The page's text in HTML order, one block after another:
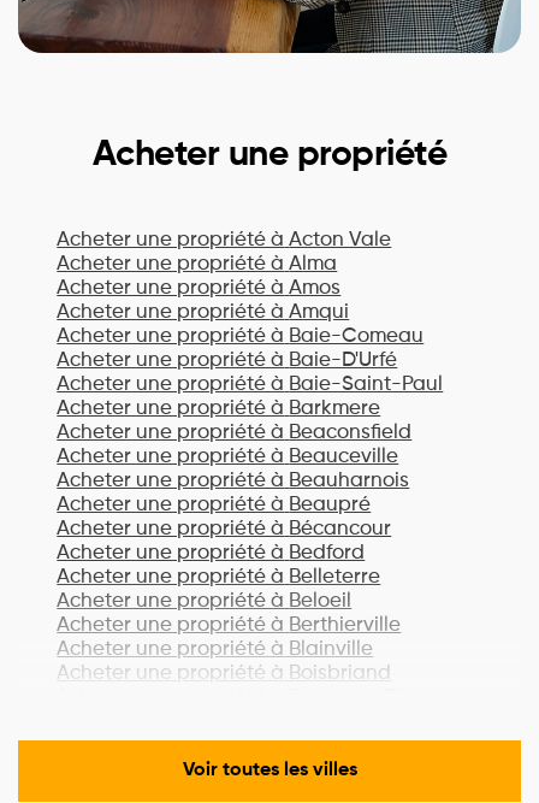
Acheter une propriété
Acheter une propriété à Acton Vale
Acheter une propriété à Alma
Acheter une propriété à Amos
Acheter une propriété à Amqui
Acheter une propriété à Baie-Comeau
Acheter une propriété à Baie-D'Urfé
Acheter une propriété à Baie-Saint-Paul
Acheter une propriété à Barkmere
Acheter une propriété à Beaconsfield
Acheter une propriété à Beauceville
Acheter une propriété à Beauharnois
Acheter une propriété à Beaupré
Acheter une propriété à Bécancour
Acheter une propriété à Bedford
Acheter une propriété à Belleterre
Acheter une propriété à Beloeil
Acheter une propriété à Berthierville
Acheter une propriété à Blainville
Acheter une propriété à Boisbriand
Acheter une propriété à Boucherville
Acheter une propriété à Lac-Brome
Voir toutes les villes